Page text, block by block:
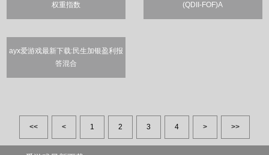
权重指数
(QDII-FOF)A
ayx爱游戏最新下载:民生加银盈利报
答混合
<< < 1 2 3 4 > >>